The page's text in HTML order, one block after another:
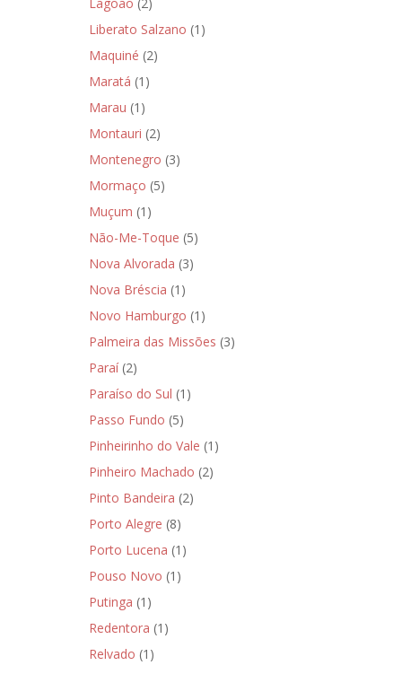
Liberato Salzano (1)
Maquiné (2)
Maratá (1)
Marau (1)
Montauri (2)
Montenegro (3)
Mormaço (5)
Muçum (1)
Não-Me-Toque (5)
Nova Alvorada (3)
Nova Bréscia (1)
Novo Hamburgo (1)
Palmeira das Missões (3)
Paraí(2)
Paraíso do Sul (1)
Passo Fundo (5)
Pinheirinho do Vale (1)
Pinheiro Machado (2)
Pinto Bandeira (2)
Porto Alegre (8)
Porto Lucena (1)
Pouso Novo (1)
Putinga (1)
Redentora (1)
Relvado (1)